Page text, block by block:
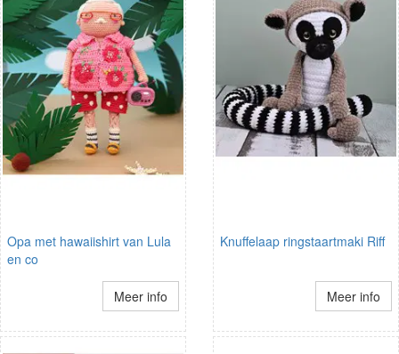
Opa met hawaiishirt van Lula
en co
Meer info
Knuffelaap ringstaartmaki Riff
Meer info